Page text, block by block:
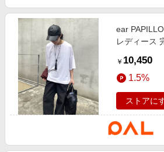
ear
レディース
加工》コラ
STYLE(スミ
￥ 10,450
1.5%
ストアに